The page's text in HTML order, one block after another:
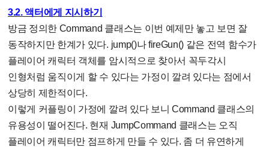
3.2. 액터에게 지시하기
방금 정의한 Command 클래스는 이번 예제만 놓고 보면 잘
동작하지만 한계가 있다. jump()나 fireGun() 같은 전역 함수가
플레이어 캐릭터 객체를 암시적으로 찾아서 꼭두각시
인형처럼 움직이게 할 수 있다는 가정이 깔려 있다는 점에서
상당히 제한적이다.
이렇게 커플링이 가정에 깔려 있다 보니 Command 클래스의
유용성이 떨어진다. 현재 JumpCommand 클래스는 오직
플레이어 캐릭터만 점프하게 만들 수 있다. 좀 더 유연하게